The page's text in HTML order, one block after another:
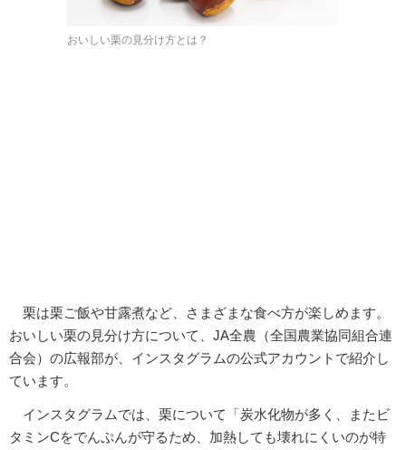
おいしい栗の見分け方とは？
栗は栗ご飯や甘露煮など、さまざまな食べ方が楽しめます。
おいしい栗の見分け方について、JA全農（全国農業協同組合連
合会）の広報部が、インスタグラムの公式アカウントで紹介し
ています。
インスタグラムでは、栗について「炭水化物が多く、またビ
タミンCをでんぷんが守るため、加熱しても壊れにくいのが特